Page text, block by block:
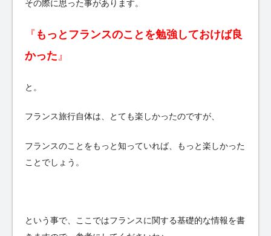
その際に思った事があります。
『 もっとフランスのことを勉強しておけば良
かった』
と。
フランス旅行自体は、とても楽しかったのですが、
フランスのことをもっと知っていれば、もっと楽しかった
ことでしょう。
という事で、ここではフランスに関する基礎的な情報を書